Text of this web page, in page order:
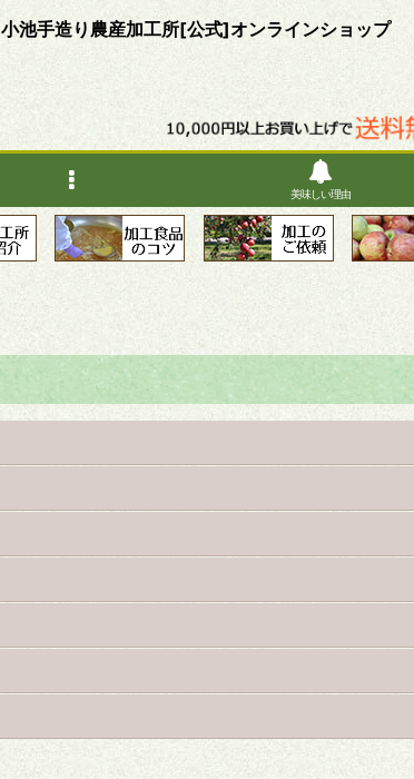
小池手造り農産加工所[公式]オンラインショップ
美味しい理由